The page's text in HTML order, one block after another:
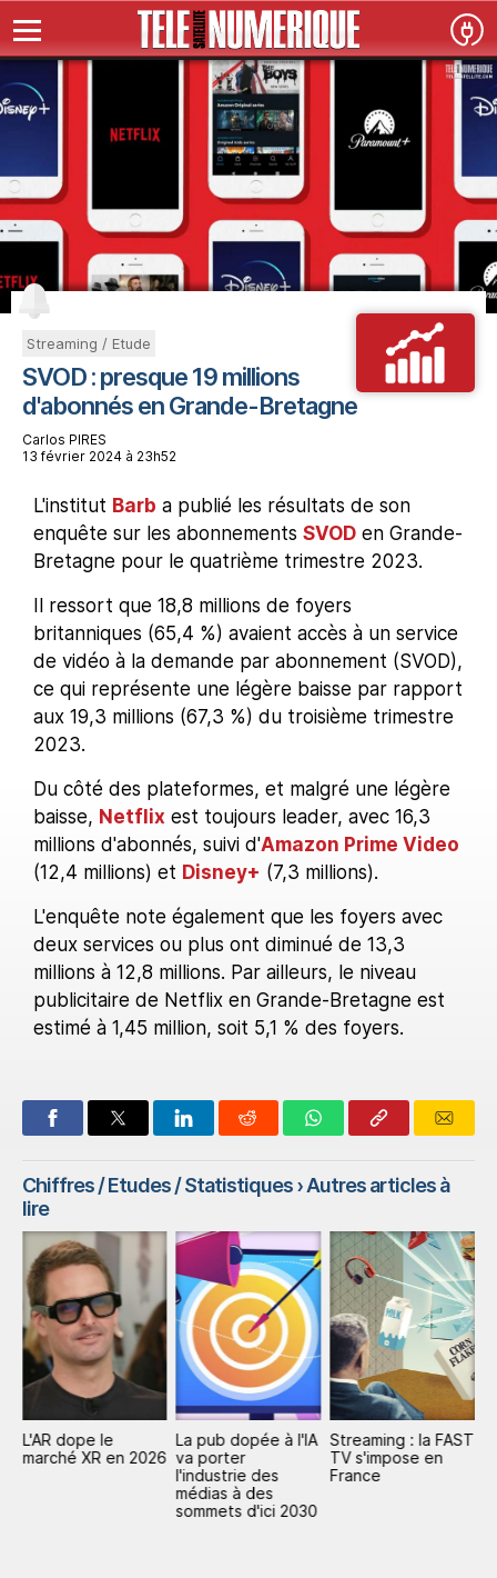
Streaming / Etude
SVOD : presque 19 millions
d'abonnés en Grande-Bretagne
Carlos PIRES
13 février 2024 à 23h52
L'institut Barb a publié les résultats de son
enquête sur les abonnements SVOD en Grande-
Bretagne pour le quatrième trimestre 2023.
Il ressort que 18,8 millions de foyers
britanniques (65,4 %) avaient accès à un service
de vidéo à la demande par abonnement (SVOD),
ce qui représente une légère baisse par rapport
aux 19,3 millions (67,3 %) du troisième trimestre
2023.
Du côté des plateformes, et malgré une légère
baisse, Netflix est toujours leader, avec 16,3
millions d'abonnés, suivi d'Amazon Prime Video
(12,4 millions) et Disney+ (7,3 millions).
L'enquête note également que les foyers avec
deux services ou plus ont diminué de 13,3
millions à 12,8 millions. Par ailleurs, le niveau
publicitaire de Netflix en Grande-Bretagne est
estimé à 1,45 million, soit 5,1 % des foyers.
Chiffres / Etudes / Statistiques› Autres articles à
lire
L'AR dope le
marché XR en 2026
La pub dopée à l'IA
va porter
l'industrie des
médias à des
sommets d'ici 2030
Streaming : la FAST
TV s'impose en
France